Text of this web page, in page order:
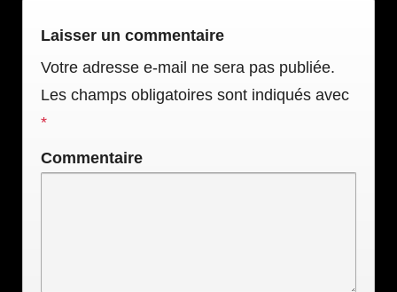
Laisser un commentaire
Votre adresse e-mail ne sera pas publiée.
Les champs obligatoires sont indiqués avec
*
Commentaire